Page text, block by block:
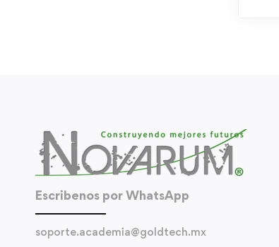
Escribenos por WhatsApp
soporte.academia@goldtech.mx